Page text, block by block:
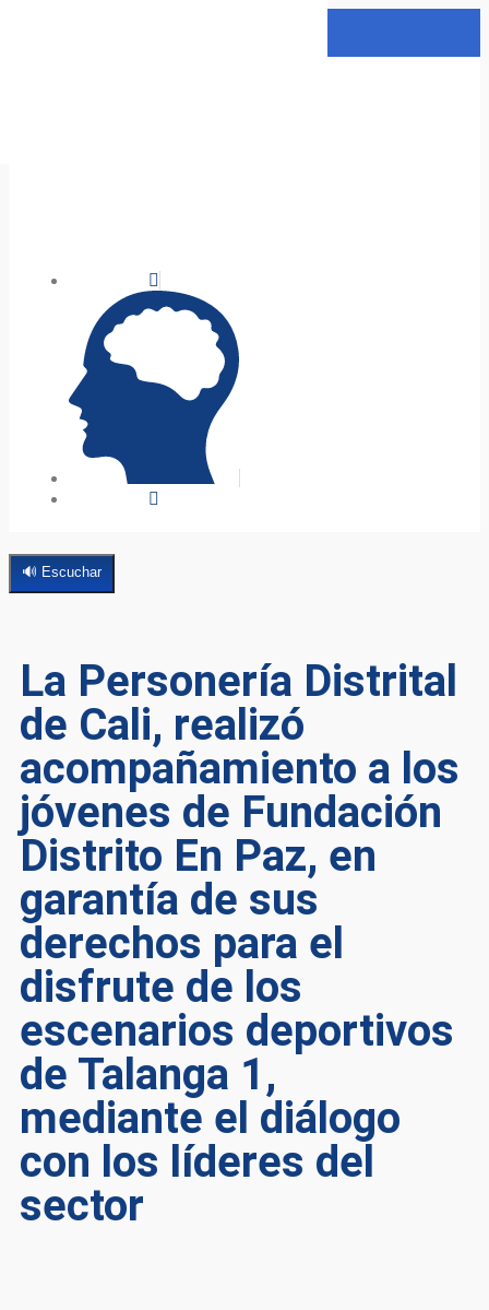
🔊 Escuchar
La Personería Distrital
de Cali, realizó
acompañamiento a los
jóvenes de Fundación
Distrito En Paz, en
garantía de sus
derechos para el
disfrute de los
escenarios deportivos
de Talanga 1,
mediante el diálogo
con los líderes del
sector